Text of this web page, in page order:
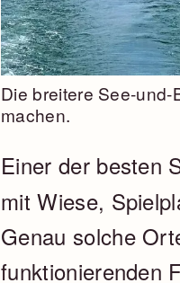
Die breitere See-
machen.
Einer der besten
mit Wiese,
Genau solche
funktionierenden